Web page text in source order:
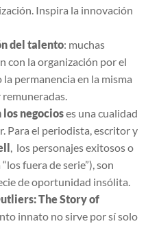
Inspira la innovación
del talento: muchas
con la organización por el
permanencia en la misma
negocioses una cualidad
Para el periodista, escritor y
, los personajes exitosos o
fuera de serie”), son
de oportunidad insólita.
The Story of
innato no sirve por sí solo